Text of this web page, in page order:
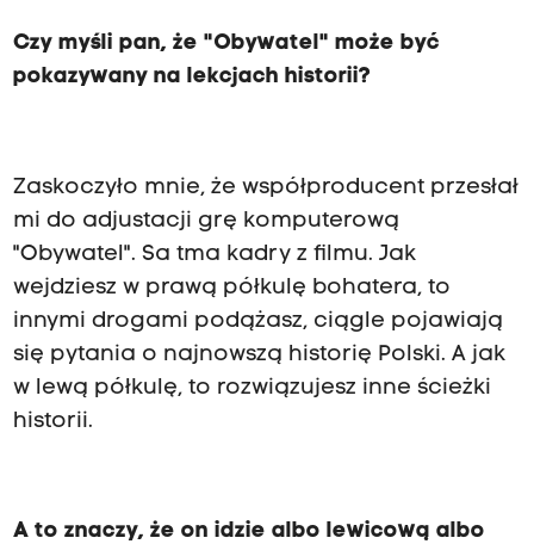
Czy myśli pan, że "Obywatel" może być
pokazywany na lekcjach historii?
Zaskoczyło mnie, że współproducent przesłał
mi do adjustacji grę komputerową
"Obywatel". Sa tma kadry z filmu. Jak
wejdziesz w prawą półkulę bohatera, to
innymi drogami podążasz, ciągle pojawiają
się pytania o najnowszą historię Polski. A jak
w lewą półkulę, to rozwiązujesz inne ścieżki
historii.
A to znaczy, że on idzie albo lewicową albo